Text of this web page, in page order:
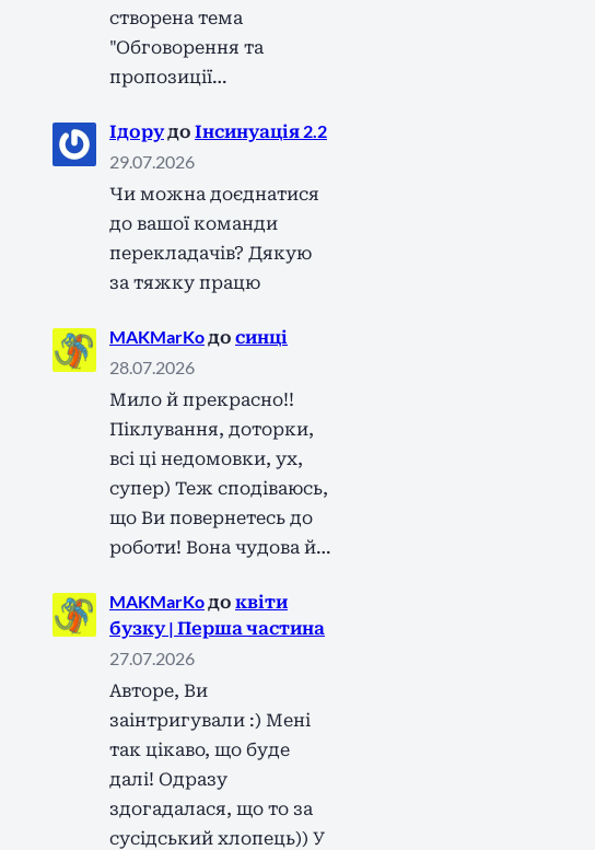
створена тема
"Обговорення та
пропозиції…
Ідорудо Інсинуація 2.2
29.07.2026
Чи можна доєднатися
до вашої команди
перекладачів? Дякую
за тяжку працю
MAKMarKoдо синці
28.07.2026
Мило й прекрасно!!
Піклування, доторки,
всі ці недомовки, ух,
супер) Теж сподіваюсь,
що Ви повернетесь до
роботи! Вона чудова й…
MAKMarKoдо квіти
бузку | Перша частина
27.07.2026
Авторе, Ви
заінтригували :) Мені
так цікаво, що буде
далі! Одразу
здогадалася, що то за
сусідський хлопець)) У